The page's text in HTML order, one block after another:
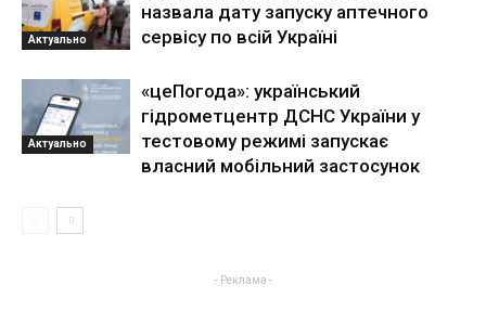
Актуально
назвала дату запуску аптечного
сервісу по всій Україні
Актуально
«цеПогода»: український
гідрометцентр ДСНС України у
тестовому режимі запускає
власний мобільний застосунок
- Реклама -